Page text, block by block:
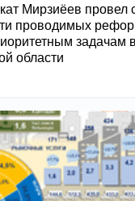
Мирзиёев провел
проводимых
задачам в
области